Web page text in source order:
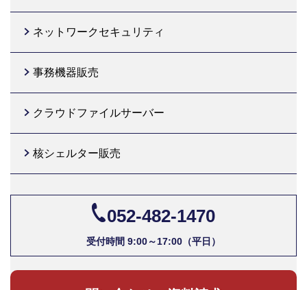
ネットワークセキュリティ
事務機器販売
クラウドファイルサーバー
核シェルター販売
052-482-1470
受付時間 9:00～17:00（平日）